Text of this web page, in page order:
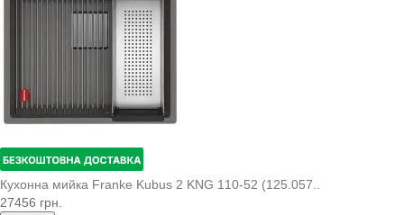
Кухонна мийка Franke Kubus 2 KNG 110-52 (125.057..
27456 грн.